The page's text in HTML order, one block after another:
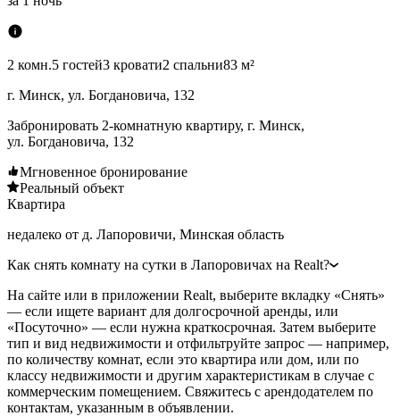
2 комн.5 гостей3 кровати2 спальни83 м²
г. Минск, ул. Богдановича, 132
Забронировать 2-комнатную квартиру, г. Минск,
ул. Богдановича, 132
Мгновенное бронирование
Реальный объект
Квартира
недалеко от д. Лапоровичи, Минская область
Как снять комнату на сутки в Лапоровичах на Realt?
На сайте или в приложении Realt, выберите вкладку «Снять»
— если ищете вариант для долгосрочной аренды, или
«Посуточно» — если нужна краткосрочная. Затем выберите
тип и вид недвижимости и отфильтруйте запрос — например,
по количеству комнат, если это квартира или дом, или по
классу недвижимости и другим характеристикам в случае с
коммерческим помещением. Свяжитесь с арендодателем по
контактам, указанным в объявлении.